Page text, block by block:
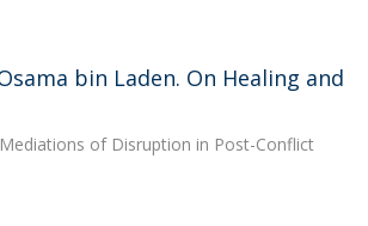
bin Laden. On Healing and
of Disruption in Post-Conflict